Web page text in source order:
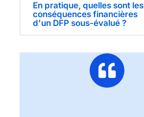
En pratique, quelles sont les
conséquences financières
d'un DFP sous-évalué ?